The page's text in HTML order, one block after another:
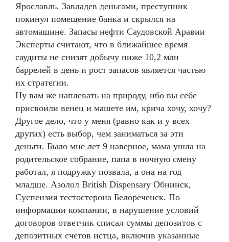
Ярославль. Завладев деньгами, преступник
покинул помещение банка и скрылся на
автомашине. Запасы нефти Саудовской Аравии
Эксперты считают, что в ближайшее время
саудиты не снизят добычу ниже 10,2 млн
баррелей в день и рост запасов является частью
их стратегии.
Ну вам же наплевать на природу, ибо вы себе
присвоили венец и машете им, крича хочу, хочу?
Другое дело, что у меня (равно как и у всех
других) есть выбор, чем заниматься за эти
деньги. Было мне лет 9 наверное, мама ушла на
родительское собрание, папа в ночную смену
работал, я подружку позвала, а она на год
младше. Азолол British Dispensary Обнинск,
Суспензия тестостерона Белореченск. По
информации компании, в нарушение условий
договоров ответчик списал суммы депозитов с
депозитных счетов истца, включив указанные